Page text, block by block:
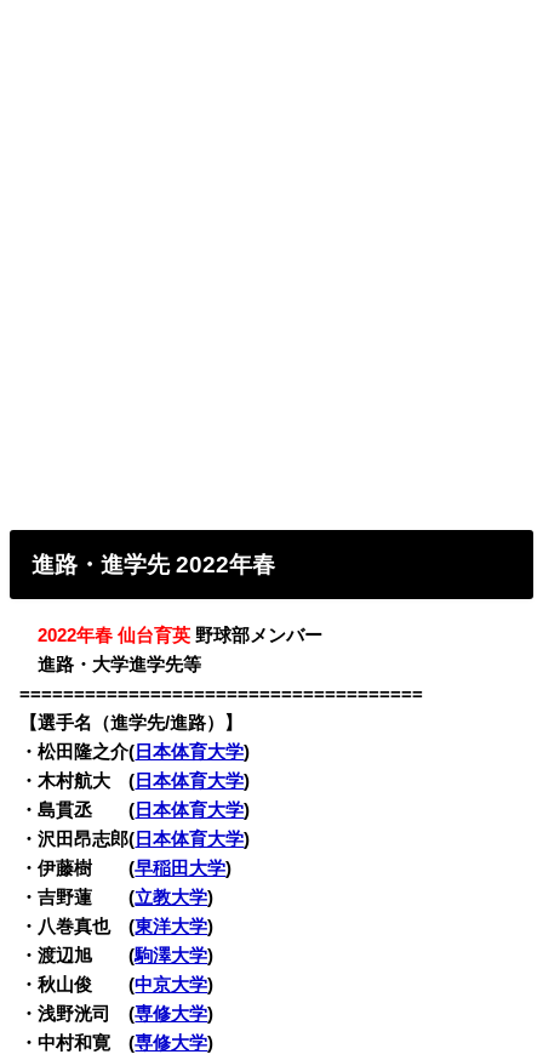
進路・進学先 2022年春
・2022年春 仙台育英 野球部メンバー
・進路・大学進学先等
=====================================
【選手名（進学先/進路）】
・松田隆之介( 日本体育大学)
・木村航大 ( 日本体育大学)
・島貫丞 ( 日本体育大学)
・沢田昂志郎( 日本体育大学)
・伊藤樹 (早稲田大学)
・吉野蓮 (立教大学)
・八巻真也 (東洋大学)
・渡辺旭 (駒澤大学)
・秋山俊 (中京大学)
・浅野洸司 (専修大学)
・中村和寛 (専修大学)